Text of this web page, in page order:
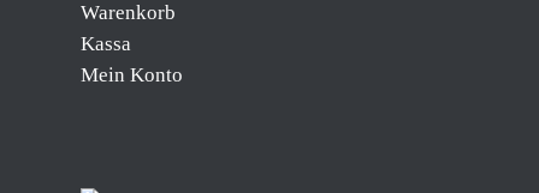
Warenkorb
Kassa
Mein Konto